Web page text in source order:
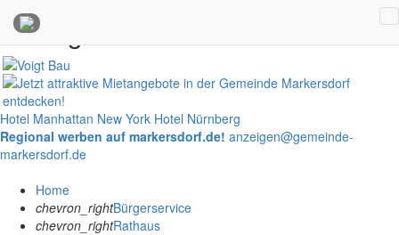
Anzeigen
Hotel Manhattan New York Hotel Nürnberg
Regional werben auf markersdorf.de! anzeigen@gemeinde-
markersdorf.de
Home
chevron_rightBürgerservice
chevron_rightRathaus